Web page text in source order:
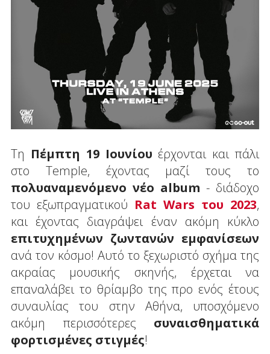
Τη Πέμπτη 19 Ιουνίου έρχονται και πάλι
στο Temple, έχοντας μαζί τους το
πολυαναμενόμενο νέο album - διάδοχο
του εξωπραγματικού Rat Wars του 2023,
και έχοντας διαγράψει έναν ακόμη κύκλο
επιτυχημένων ζωντανών εμφανίσεων
ανά τον κόσμο! Αυτό το ξεχωριστό σχήμα της
ακραίας μουσικής σκηνής, έρχεται να
επαναλάβει το θρίαμβο της προ ενός έτους
συναυλίας του στην Αθήνα, υποσχόμενο
ακόμη περισσότερες συναισθηματικά
φορτισμένες στιγμές!